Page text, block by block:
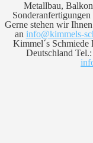
Metallbau,
Sonderanfertigungen
Gerne stehen wir
an info@kimmels-
Kimmel´s
Deutschland